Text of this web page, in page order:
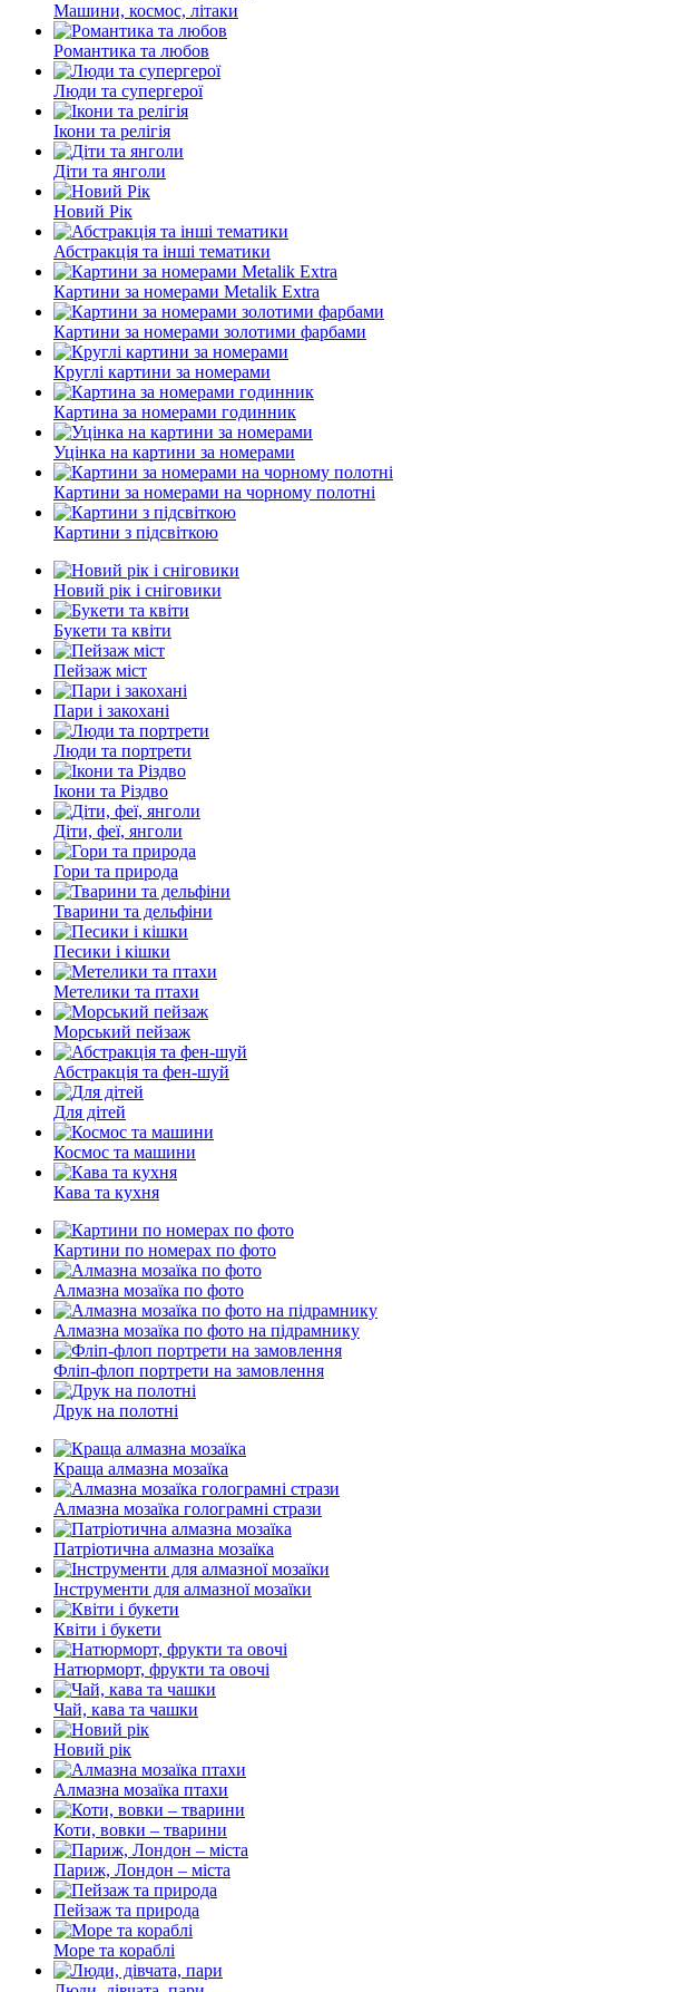
Машини, космос, літаки
Романтика та любов
Люди та супергерої
Ікони та релігія
Діти та янголи
Новий Рік
Абстракція та інші тематики
Картини за номерами Metalik Extra
Картини за номерами золотими фарбами
Круглі картини за номерами
Картина за номерами годинник
Уцінка на картини за номерами
Картини за номерами на чорному полотні
Картини з підсвіткою
Новий рік і сніговики
Букети та квіти
Пейзаж міст
Пари і закохані
Люди та портрети
Ікони та Різдво
Діти, феї, янголи
Гори та природа
Тварини та дельфіни
Песики і кішки
Метелики та птахи
Морський пейзаж
Абстракція та фен-шуй
Для дітей
Космос та машини
Кава та кухня
Картини по номерах по фото
Алмазна мозаїка по фото
Алмазна мозаїка по фото на підрамнику
Фліп-флоп портрети на замовлення
Друк на полотні
Краща алмазна мозаїка
Алмазна мозаїка голограмні стрази
Патріотична алмазна мозаїка
Інструменти для алмазної мозаїки
Квіти і букети
Натюрморт, фрукти та овочі
Чай, кава та чашки
Новий рік
Алмазна мозаїка птахи
Коти, вовки – тварини
Париж, Лондон – міста
Пейзаж та природа
Море та кораблі